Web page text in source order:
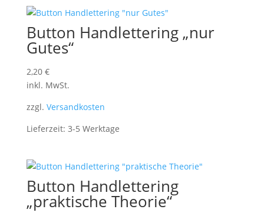
Button Handlettering „nur
Gutes“
2,20 €
inkl. MwSt.
zzgl. Versandkosten
Lieferzeit: 3-5 Werktage
Button Handlettering
„praktische Theorie“